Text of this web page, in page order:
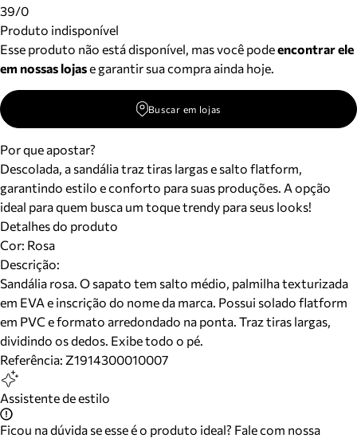
39/0
Produto indisponível
Esse produto não está disponível, mas você podeencontrar ele
em nossas lojase garantir sua compra ainda hoje.
Buscar em lojas
Por que apostar?
Descolada, a sandália traz tiras largas e salto flatform,
garantindo estilo e conforto para suas produções. A opção
ideal para quem busca um toque trendy para seus looks!
Detalhes do produto
Cor: Rosa
Descrição:
Sandália rosa. O sapato tem salto médio, palmilha texturizada
em EVA e inscrição do nome da marca. Possui solado flatform
em PVC e formato arredondado na ponta. Traz tiras largas,
dividindo os dedos. Exibe todo o pé.
Referência: Z1914300010007
Assistente de estilo
Ficou na dúvida se esse é o produto ideal? Fale com nossa